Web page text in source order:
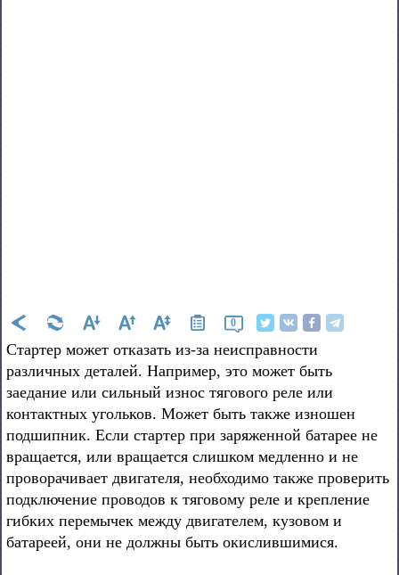
0
Стартер может отказать из-за неисправности
различных деталей. Например, это может быть
заедание или сильный износ тягового реле или
контактных угольков. Может быть также изношен
подшипник. Если стартер при заряженной батарее не
вращается, или вращается слишком медленно и не
проворачивает двигателя, необходимо также проверить
подключение проводов к тяговому реле и крепление
гибких перемычек между двигателем, кузовом и
батареей, они не должны быть окислившимися.